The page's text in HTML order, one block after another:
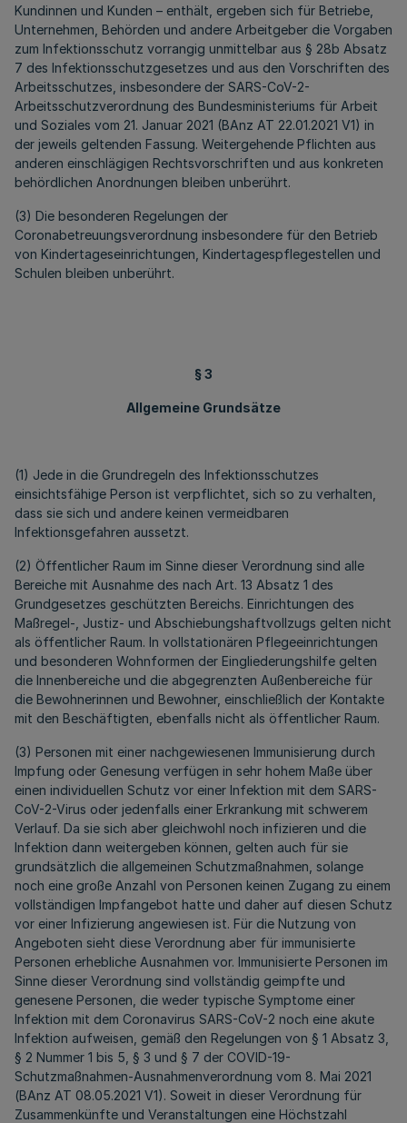
Kundinnen und Kunden – enthält, ergeben sich für Betriebe,
Unternehmen, Behörden und andere Arbeitgeber die Vorgaben
zum Infektionsschutz vorrangig unmittelbar aus § 28b Absatz
7 des Infektionsschutzgesetzes und aus den Vorschriften des
Arbeitsschutzes, insbesondere der SARS-CoV-2-
Arbeitsschutzverordnung des Bundesministeriums für Arbeit
und Soziales vom 21. Januar 2021 (BAnz AT 22.01.2021 V1) in
der jeweils geltenden Fassung. Weitergehende Pflichten aus
anderen einschlägigen Rechtsvorschriften und aus konkreten
behördlichen Anordnungen bleiben unberührt.
(3) Die besonderen Regelungen der
Coronabetreuungsverordnung insbesondere für den Betrieb
von Kindertageseinrichtungen, Kindertagespflegestellen und
Schulen bleiben unberührt.
§ 3
Allgemeine Grundsätze
(1) Jede in die Grundregeln des Infektionsschutzes
einsichtsfähige Person ist verpflichtet, sich so zu verhalten,
dass sie sich und andere keinen vermeidbaren
Infektionsgefahren aussetzt.
(2) Öffentlicher Raum im Sinne dieser Verordnung sind alle
Bereiche mit Ausnahme des nach Art. 13 Absatz 1 des
Grundgesetzes geschützten Bereichs. Einrichtungen des
Maßregel-, Justiz- und Abschiebungshaftvollzugs gelten nicht
als öffentlicher Raum. In vollstationären Pflegeeinrichtungen
und besonderen Wohnformen der Eingliederungshilfe gelten
die Innenbereiche und die abgegrenzten Außenbereiche für
die Bewohnerinnen und Bewohner, einschließlich der Kontakte
mit den Beschäftigten, ebenfalls nicht als öffentlicher Raum.
(3) Personen mit einer nachgewiesenen Immunisierung durch
Impfung oder Genesung verfügen in sehr hohem Maße über
einen individuellen Schutz vor einer Infektion mit dem SARS-
CoV-2-Virus oder jedenfalls einer Erkrankung mit schwerem
Verlauf. Da sie sich aber gleichwohl noch infizieren und die
Infektion dann weitergeben können, gelten auch für sie
grundsätzlich die allgemeinen Schutzmaßnahmen, solange
noch eine große Anzahl von Personen keinen Zugang zu einem
vollständigen Impfangebot hatte und daher auf diesen Schutz
vor einer Infizierung angewiesen ist. Für die Nutzung von
Angeboten sieht diese Verordnung aber für immunisierte
Personen erhebliche Ausnahmen vor. Immunisierte Personen im
Sinne dieser Verordnung sind vollständig geimpfte und
genesene Personen, die weder typische Symptome einer
Infektion mit dem Coronavirus SARS-CoV-2 noch eine akute
Infektion aufweisen, gemäß den Regelungen von § 1 Absatz 3,
§ 2 Nummer 1 bis 5, § 3 und § 7 der COVID-19-
Schutzmaßnahmen-Ausnahmenverordnung vom 8. Mai 2021
(BAnz AT 08.05.2021 V1). Soweit in dieser Verordnung für
Zusammenkünfte und Veranstaltungen eine Höchstzahl